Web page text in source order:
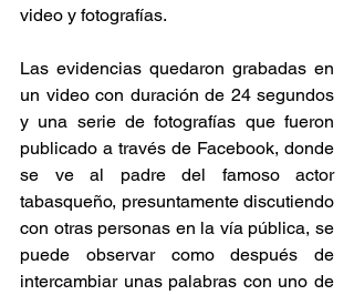
video y fotografías.
Las evidencias quedaron grabadas en
un video con duración de 24 segundos
y una serie de fotografías que fueron
publicado a través de Facebook, donde
se ve al padre del famoso actor
tabasqueño, presuntamente discutiendo
con otras personas en la vía pública, se
puede observar como después de
intercambiar unas palabras con uno de